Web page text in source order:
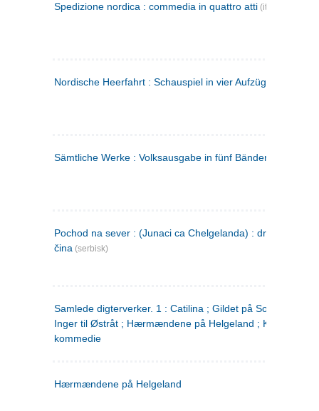
Spedizione nordica : commedia in quattro atti (italiensk)
Nordische Heerfahrt : Schauspiel in vier Aufzügen
Sämtliche Werke : Volksausgabe in fünf Bänden
Pochod na sever : (Junaci ca Chelgelanda) : drama u četiri
čina (serbisk)
Samlede digterverker. 1 : Catilina ; Gildet på Solhaug ; Fru
Inger til Østråt ; Hærmændene på Helgeland ;
kommedie
Hærmændene på Helgeland